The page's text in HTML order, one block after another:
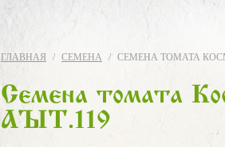
ГЛАВНАЯ СЕМЕНА СЕМЕНА ТОМАТА
Семена томата
ART.119